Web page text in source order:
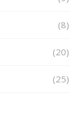
(8)
(20)
(25)